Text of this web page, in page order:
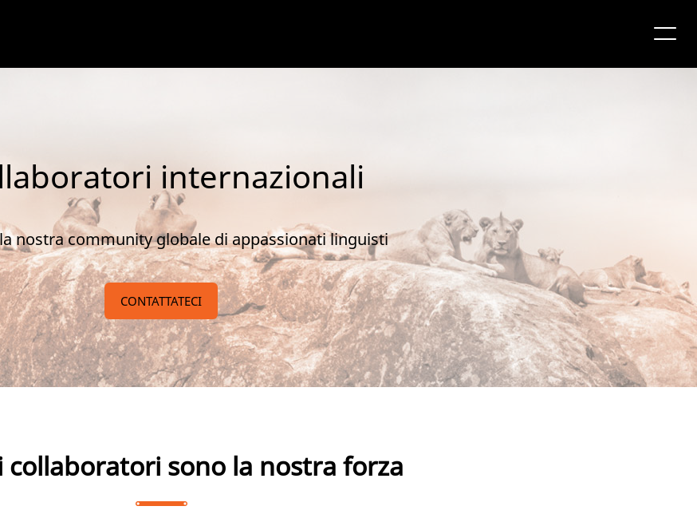
internazionali
nostra community globale di appassionati linguisti
CONTATTATECI
collaboratori sono la nostra forza